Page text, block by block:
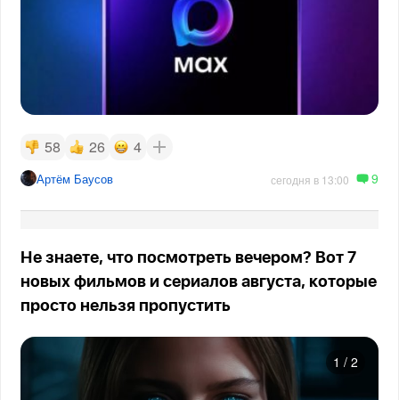
58 26 4
Артём Баусов сегодня в 13:00 9
Не знаете, что посмотреть вечером? Вот 7
новых фильмов и сериалов августа, которые
просто нельзя пропустить
1 / 2